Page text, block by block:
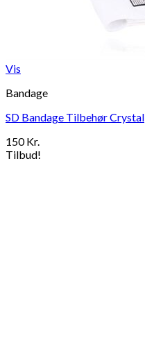
Vis
Bandage
SD Bandage Tilbehør Crystal
150Kr.
Tilbud!